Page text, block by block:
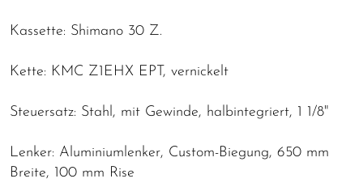
Kassette: Shimano 30 Z.
Kette: KMC Z1EHX EPT, vernickelt
Steuersatz: Stahl, mit Gewinde, halbintegriert, 1 1/8"
Lenker: Aluminiumlenker, Custom-Biegung, 650 mm
Breite, 100 mm Rise